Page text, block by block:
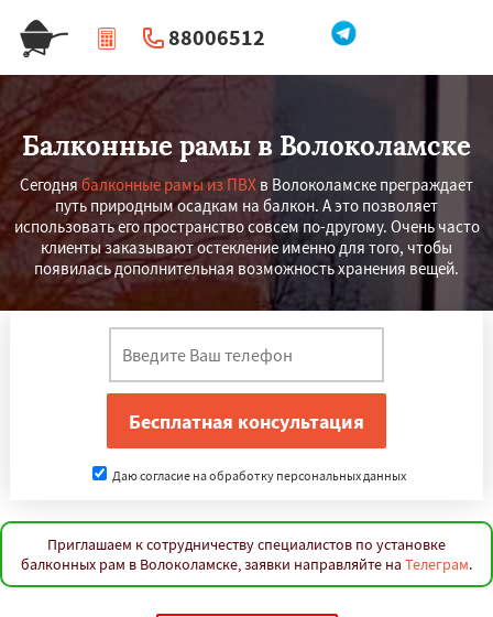
88006512
| Перезвоните мне
Балконные рамы в Волоколамске
Сегоднябалконные рамы из ПВХ в Волоколамске преграждает
путь природным осадкам на балкон. А это позволяет
использовать его пространство совсем по-другому. Очень часто
клиенты заказывают остекление именно для того, чтобы
появилась дополнительная возможность хранения вещей.
Даю согласие на обработку персональных данных
Приглашаем к сотрудничеству специалистов по установке
балконных рам в Волоколамске, заявки направляйте на Телеграм.